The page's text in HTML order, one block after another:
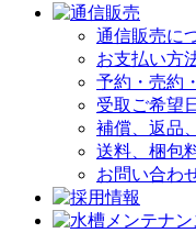
通信販売に
お支払い方
予約・売約
受取ご希望
補償、返品
送料、梱包
お問い合わ